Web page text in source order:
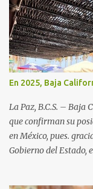
En 2025, Baja
La Paz, B.C.S. – Baja
que confirman su
en México, pues.
Gobierno del Estado,